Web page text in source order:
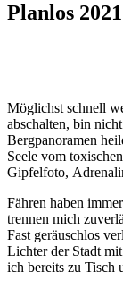
Planlos 2021
Möglichst schnell
abschalten, bin
Bergpanoramen
Seele vom
Gipfelfoto,
Fähren haben
trennen mich
Fast geräuschlos
Lichter der Stadt
ich bereits zu Tisch